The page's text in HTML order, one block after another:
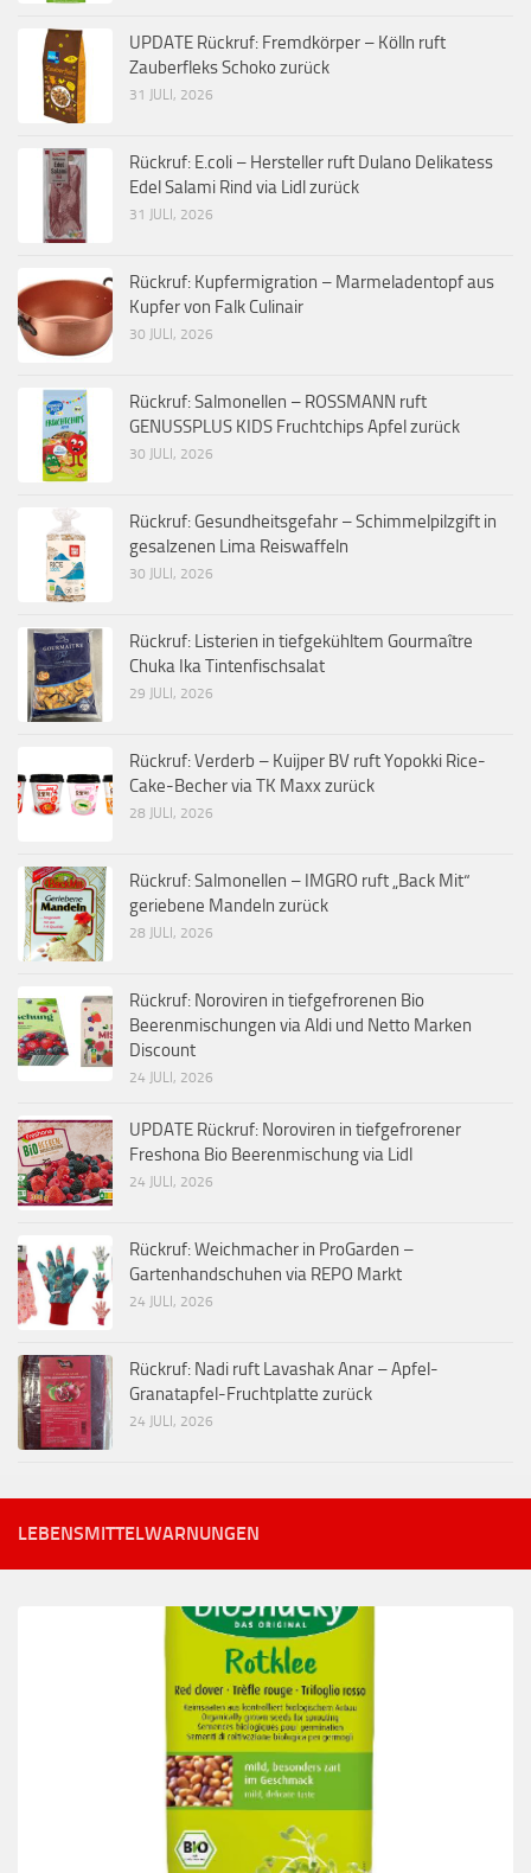
UPDATE Rückruf: Fremdkörper – Kölln ruft
Zauberfleks Schoko zurück
31 JULI, 2026
Rückruf: E.coli – Hersteller ruft Dulano Delikatess
Edel Salami Rind via Lidl zurück
31 JULI, 2026
Rückruf: Kupfermigration – Marmeladentopf aus
Kupfer von Falk Culinair
30 JULI, 2026
Rückruf: Salmonellen – ROSSMANN ruft
GENUSSPLUS KIDS Fruchtchips Apfel zurück
30 JULI, 2026
Rückruf: Gesundheitsgefahr – Schimmelpilzgift in
gesalzenen Lima Reiswaffeln
30 JULI, 2026
Rückruf: Listerien in tiefgekühltem Gourmaître
Chuka Ika Tintenfischsalat
29 JULI, 2026
Rückruf: Verderb – Kuijper BV ruft Yopokki Rice-
Cake-Becher via TK Maxx zurück
28 JULI, 2026
Rückruf: Salmonellen – IMGRO ruft „Back Mit“
geriebene Mandeln zurück
28 JULI, 2026
Rückruf: Noroviren in tiefgefrorenen Bio
Beerenmischungen via Aldi und Netto Marken
Discount
24 JULI, 2026
UPDATE Rückruf: Noroviren in tiefgefrorener
Freshona Bio Beerenmischung via Lidl
24 JULI, 2026
Rückruf: Weichmacher in ProGarden –
Gartenhandschuhen via REPO Markt
24 JULI, 2026
Rückruf: Nadi ruft Lavashak Anar – Apfel-
Granatapfel-Fruchtplatte zurück
24 JULI, 2026
LEBENSMITTELWARNUNGEN